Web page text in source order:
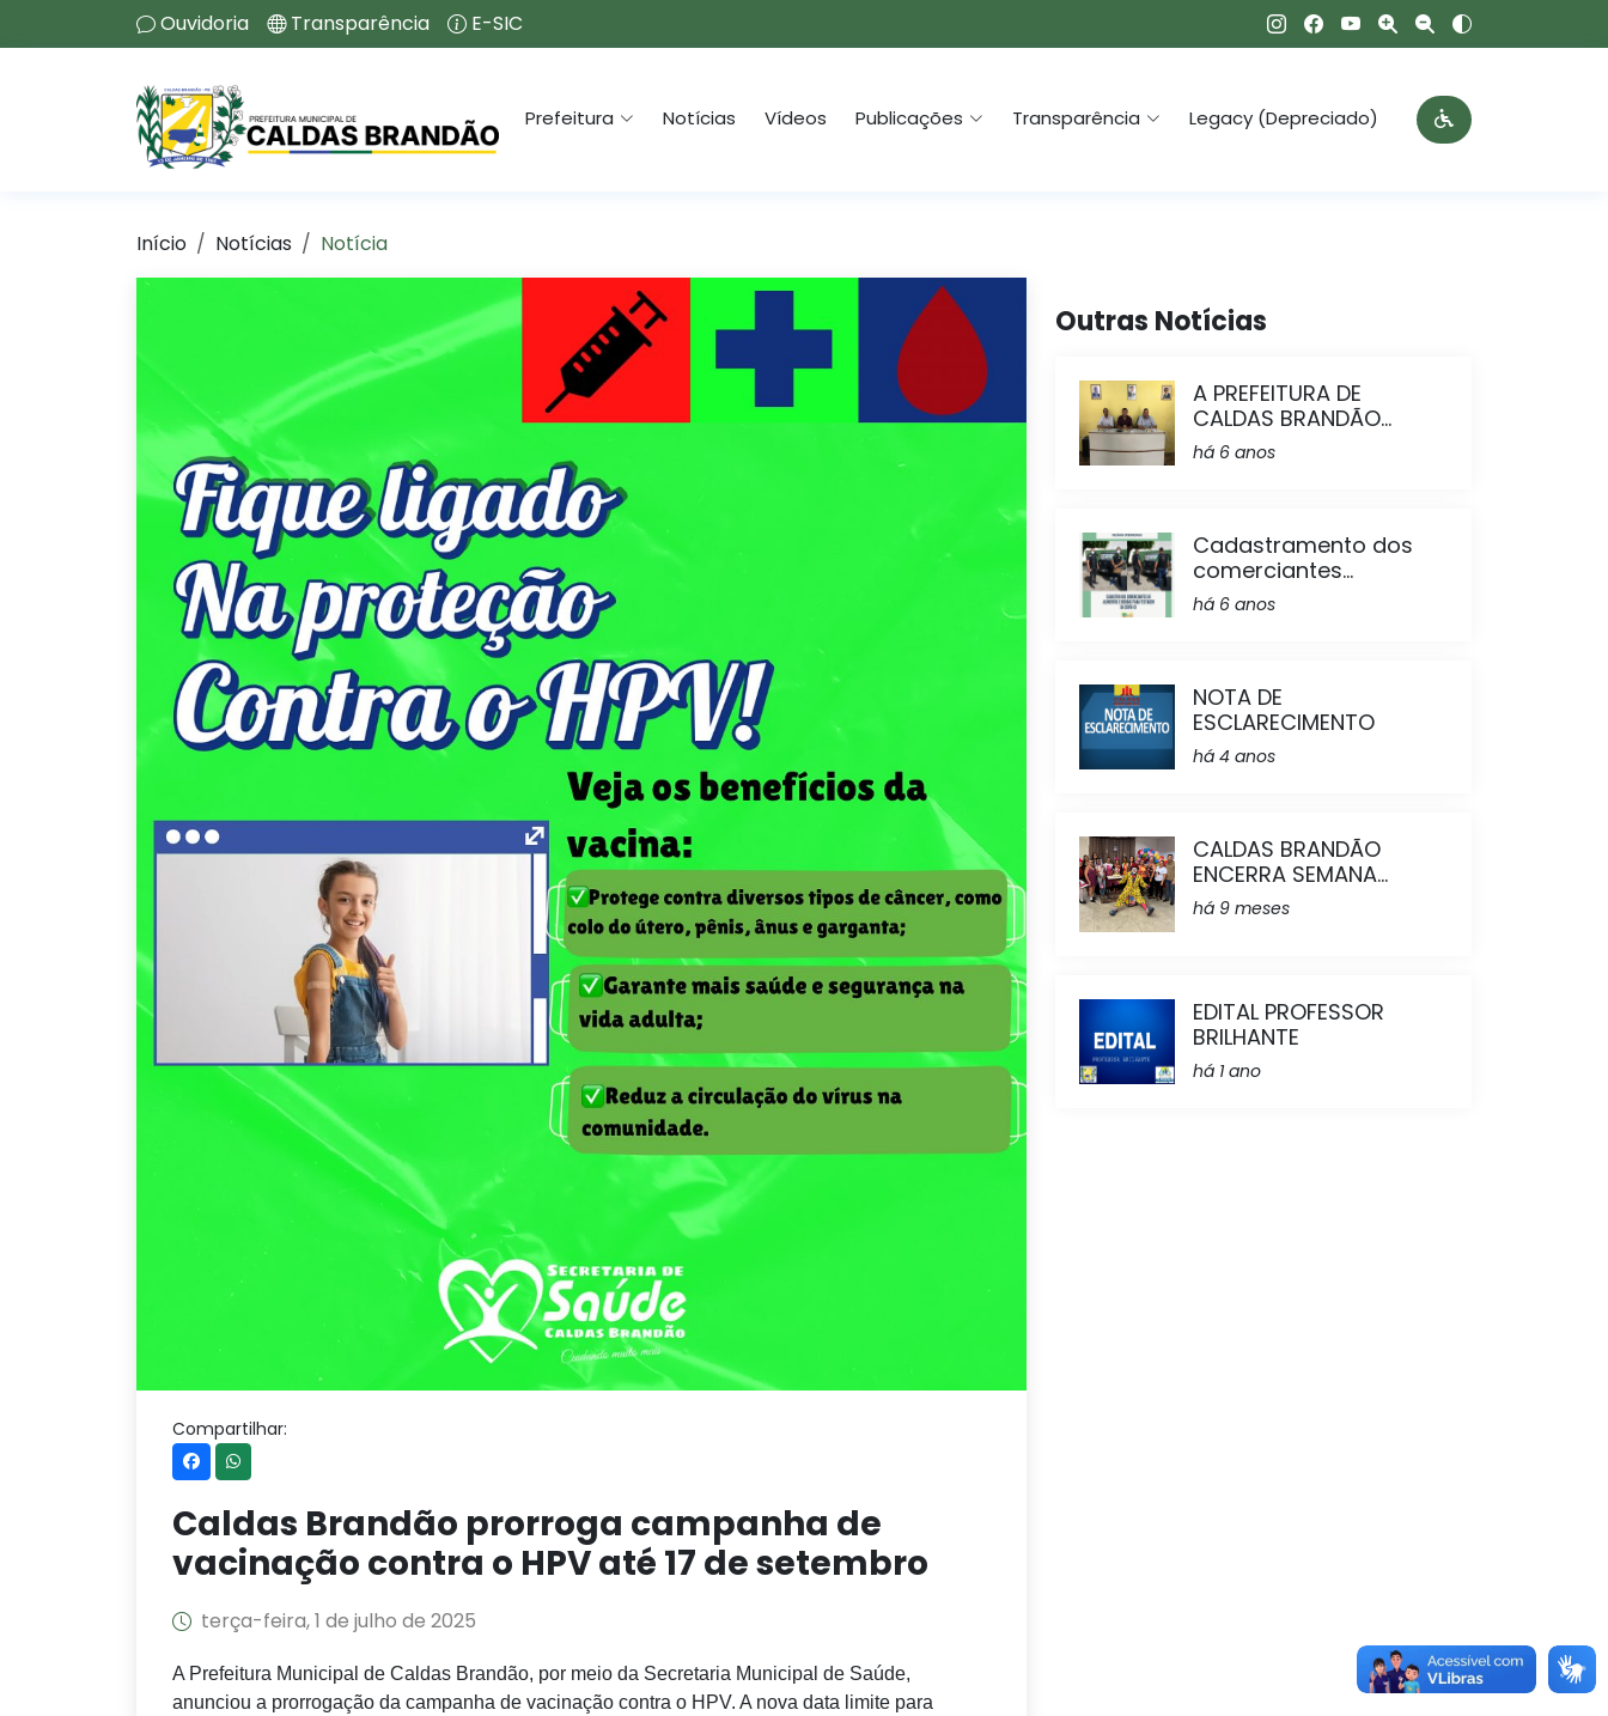
Ouvidoria Transparência E-SIC
Prefeitura Notícias Vídeos Publicações Transparência Legacy (Depreciado)
Início Notícias Notícia
Compartilhar:
Caldas Brandão prorroga campanha de
vacinação contra o HPV até 17 de setembro
terça-feira, 1 de julho de 2025
A Prefeitura Municipal de Caldas Brandão, por meio da Secretaria Municipal de Saúde,
anunciou a prorrogação da campanha de vacinação contra o HPV. A nova data limite para
Outras Notícias
A PREFEITURA DE
CALDAS BRANDÃO...
há 6 anos
Cadastramento dos
comerciantes...
há 6 anos
NOTA DE
ESCLARECIMENTO
há 4 anos
CALDAS BRANDÃO
ENCERRA SEMANA...
há 9 meses
EDITAL PROFESSOR
BRILHANTE
há 1 ano